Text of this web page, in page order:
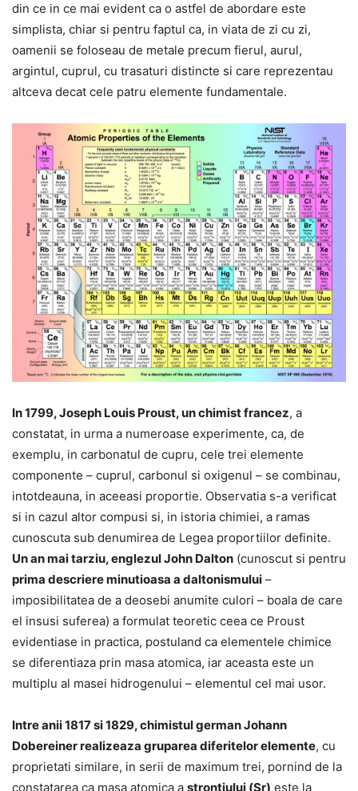
din ce in ce mai evident ca o astfel de abordare este
simplista, chiar si pentru faptul ca, in viata de zi cu zi,
oamenii se foloseau de metale precum fierul, aurul,
argintul, cuprul, cu trasaturi distincte si care reprezentau
altceva decat cele patru elemente fundamentale.
In 1799, Joseph Louis Proust, un chimist francez, a
constatat, in urma a numeroase experimente, ca, de
exemplu, in carbonatul de cupru, cele trei elemente
componente – cuprul, carbonul si oxigenul – se combinau,
intotdeauna, in aceeasi proportie. Observatia s-a verificat
si in cazul altor compusi si, in istoria chimiei, a ramas
cunoscuta sub denumirea de Legea proportiilor definite.
Un an mai tarziu, englezul John Dalton (cunoscut si pentru
prima descriere minutioasa a daltonismului –
imposibilitatea de a deosebi anumite culori – boala de care
el insusi suferea) a formulat teoretic ceea ce Proust
evidentiase in practica, postuland ca elementele chimice
se diferentiaza prin masa atomica, iar aceasta este un
multiplu al masei hidrogenului – elementul cel mai usor.
Intre anii 1817 si 1829, chimistul german Johann
Dobereiner realizeaza gruparea diferitelor elemente, cu
proprietati similare, in serii de maximum trei, pornind de la
constatarea ca masa atomica a strontiului (Sr) este la